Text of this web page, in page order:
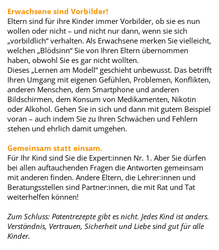
Erwachsene sind Vorbilder!
Eltern sind für ihre Kinder immer Vorbilder, ob sie es nun
wollen oder nicht – und nicht nur dann, wenn sie sich
„vorbildlich“ verhalten. Als Erwachsene merken Sie vielleicht,
welchen „Blödsinn“ Sie von Ihren Eltern übernommen
haben, obwohl Sie es gar nicht wollten.
Dieses „Lernen am Modell“ geschieht unbewusst. Das betrifft
Ihren Umgang mit eigenen Gefühlen, Problemen, Konflikten,
anderen Menschen, dem Smartphone und anderen
Bildschirmen, dem Konsum von Medikamenten, Nikotin
oder Alkohol. Gehen Sie in sich und dann mit gutem Beispiel
voran – auch indem Sie zu Ihren Schwächen und Fehlern
stehen und ehrlich damit umgehen.
Gemeinsam statt einsam.
Für Ihr Kind sind Sie die Expert:innen Nr. 1. Aber Sie dürfen
bei allen auftauchenden Fragen die Antworten gemeinsam
mit anderen finden. Andere Eltern, die Lehrer:innen und
Beratungsstellen sind Partner:innen, die mit Rat und Tat
weiterhelfen können!
Zum Schluss: Patentrezepte gibt es nicht. Jedes Kind ist anders.
Verständnis, Vertrauen, Sicherheit und Liebe sind gut für alle
Kinder.